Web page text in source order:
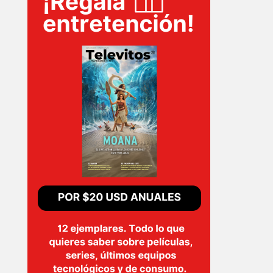
INICIO
PELICULAS
SERIES
TECNOVITOS
EVENTOS